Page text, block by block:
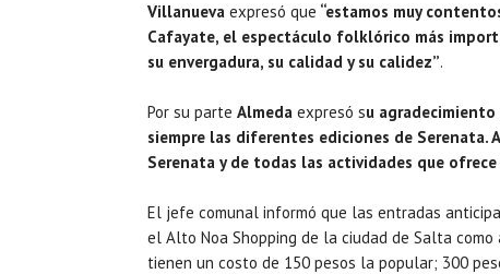
Villanueva expresó que “estamos muy
Cafayate, el espectáculo folklórico más
su envergadura, su calidad y su calidez”.
Por su parte Almeda expresó su
siempre las diferentes ediciones de
Serenata y de todas las actividades que
El jefe comunal informó que las entradas
el Alto Noa Shopping de la ciudad de Salta
tienen un costo de 150 pesos la popular; 300